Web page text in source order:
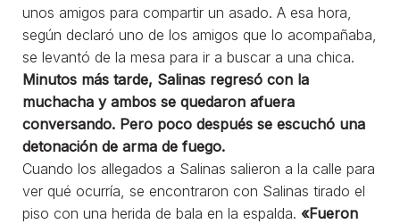
unos amigos para compartir un asado. A esa hora,
según declaró uno de los amigos que lo acompañaba,
se levantó de la mesa para ir a buscar a una chica.
Minutos más tarde, Salinas regresó con la
muchacha y ambos se quedaron afuera
conversando. Pero poco después se escuchó una
detonación de arma de fuego.
Cuando los allegados a Salinas salieron a la calle para
ver qué ocurría, se encontraron con Salinas tirado el
piso con una herida de bala en la espalda. «Fueron